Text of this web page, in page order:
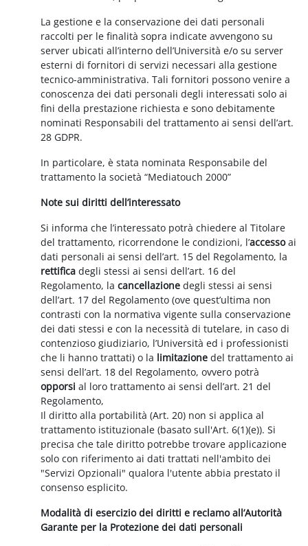
La gestione e la conservazione dei dati personali
raccolti per le finalità sopra indicate avvengono su
server ubicati all’interno dell’Università e/o su server
esterni di fornitori di servizi necessari alla gestione
tecnico-amministrativa. Tali fornitori possono venire a
conoscenza dei dati personali degli interessati solo ai
fini della prestazione richiesta e sono debitamente
nominati Responsabili del trattamento ai sensi dell’art.
28 GDPR.
In particolare, è stata nominata Responsabile del
trattamento la società “Mediatouch 2000”
Note sui diritti dell’interessato
Si informa che l’interessato potrà chiedere al Titolare
del trattamento, ricorrendone le condizioni, l’accessoai
dati personali ai sensi dell’art. 15 del Regolamento, la
rettificadegli stessi ai sensi dell’art. 16 del
Regolamento, lacancellazione degli stessi ai sensi
dell’art. 17 del Regolamento (ove quest’ultima non
contrasti con la normativa vigente sulla conservazione
dei dati stessi e con la necessità di tutelare, in caso di
contenzioso giudiziario, l’Università ed i professionisti
che li hanno trattati) o la limitazione del trattamento ai
sensi dell’art. 18 del Regolamento, ovvero potrà
opporsi al loro trattamento ai sensi dell’art. 21 del
Regolamento,
Il diritto alla portabilità (Art. 20) non si applica al
trattamento istituzionale (basato sull'Art. 6(1)(e)). Si
precisa che tale diritto potrebbe trovare applicazione
solo con riferimento ai dati trattati nell'ambito dei
"Servizi Opzionali" qualora l'utente abbia prestato il
consenso esplicito.
Modalità di esercizio dei diritti e reclamo all’Autorità
Garante per la Protezione dei dati personali